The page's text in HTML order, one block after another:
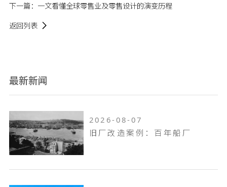
下一篇： 一文看懂全球零售业及零售设计的演变历程
返回列表
最新新闻
2026-08-07
旧厂改造案例：百年船厂